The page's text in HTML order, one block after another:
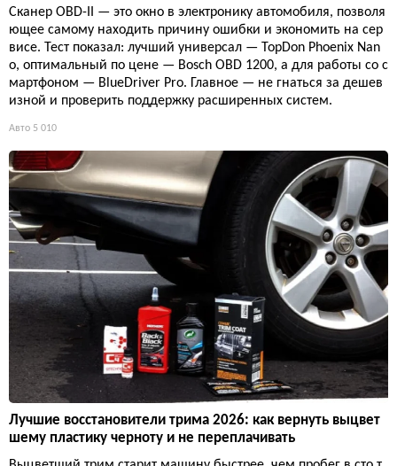
Сканер OBD-II — это окно в электронику автомобиля, позволя
ющее самому находить причину ошибки и экономить на сер
висе. Тест показал: лучший универсал — TopDon Phoenix Nan
o, оптимальный по цене — Bosch OBD 1200, а для работы со с
мартфоном — BlueDriver Pro. Главное — не гнаться за дешев
изной и проверить поддержку расширенных систем.
Авто 5 010
Лучшие восстановители трима 2026: как вернуть выцвет
шему пластику черноту и не переплачивать